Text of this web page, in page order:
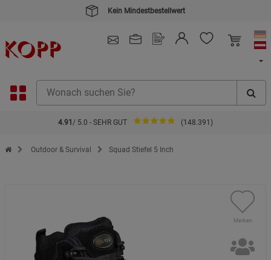
Kein Mindestbestellwert
4.91 / 5.0 - SEHR GUT (148.391)
Zur Startseite des Kopp Verlag Online-Shop
Outdoor & Survival Squad Stiefel 5 Inch
Merken